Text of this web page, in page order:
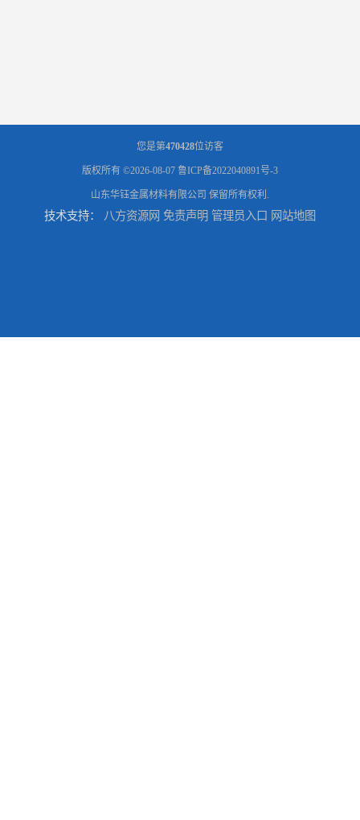
您是第470428位访客
版权所有 ©2026-08-07 鲁ICP备2022040891号-3
山东华钰金属材料有限公司 保留所有权利.
技术支持： 八方资源网 免责声明 管理员入口 网站地图